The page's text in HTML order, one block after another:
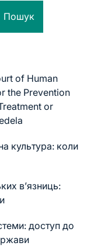
Пошук
of Human
the Prevention
or
культура: коли
в’язниць:
доступ до